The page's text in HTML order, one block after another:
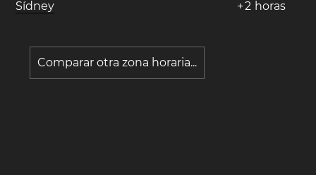
Sídney
+2 horas
Comparar otra zona horaria...